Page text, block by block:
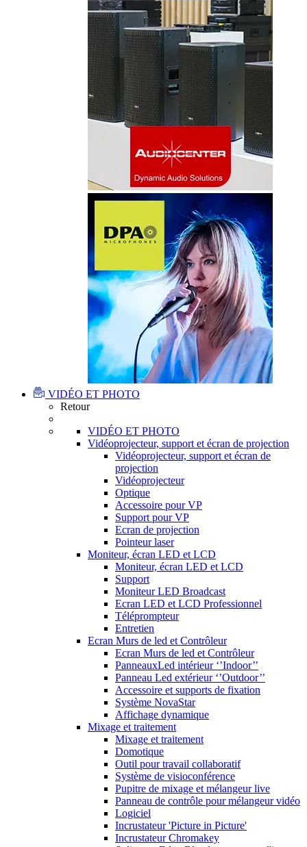
VIDÉO ET PHOTO
Retour
VIDÉO ET PHOTO
Vidéoprojecteur, support et écran de projection
Vidéoprojecteur, support et écran de
projection
Vidéoprojecteur
Optique
Accessoire pour VP
Support pour VP
Ecran de projection
Pointeur laser
Moniteur, écran LED et LCD
Moniteur, écran LED et LCD
Support
Moniteur LED Broadcast
Ecran LED et LCD Professionnel
Téléprompteur
Entretien
Ecran Murs de led et Contrôleur
Ecran Murs de led et Contrôleur
PanneauxLed intérieur ‘’Indoor’’
Panneau Led extérieur ‘’Outdoor’’
Accessoire et supports de fixation
Système NovaStar
Affichage dynamique
Mixage et traitement
Mixage et traitement
Domotique
Outil pour travail collaboratif
Système de visioconférence
Pupitre de mixage et mélangeur live
Panneau de contrôle pour mélangeur vidéo
Logiciel
Incrustateur 'Picture in Picture'
Incrustateur Chromakey